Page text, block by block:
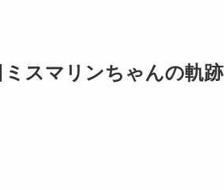
スマリンちゃんの軌跡